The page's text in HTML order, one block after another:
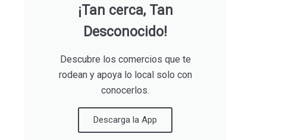
¡Tan cerca, Tan
Desconocido!
Descubre los comercios que te
rodean y apoya lo local solo con
conocerlos.
Descarga la App